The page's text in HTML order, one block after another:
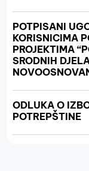
POTPISANI
KORISNICIMA
PROJEKTIMA
SRODNIH
ODLUKA O
POTREPŠTINE